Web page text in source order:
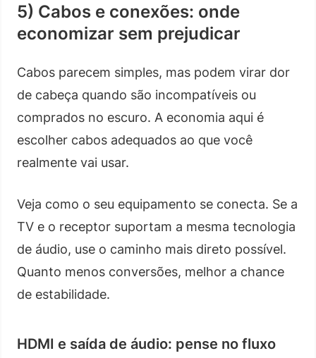
5) Cabos e conexões: onde
economizar sem prejudicar
Cabos parecem simples, mas podem virar dor
de cabeça quando são incompatíveis ou
comprados no escuro. A economia aqui é
escolher cabos adequados ao que você
realmente vai usar.
Veja como o seu equipamento se conecta. Se a
TV e o receptor suportam a mesma tecnologia
de áudio, use o caminho mais direto possível.
Quanto menos conversões, melhor a chance
de estabilidade.
HDMI e saída de áudio: pense no fluxo